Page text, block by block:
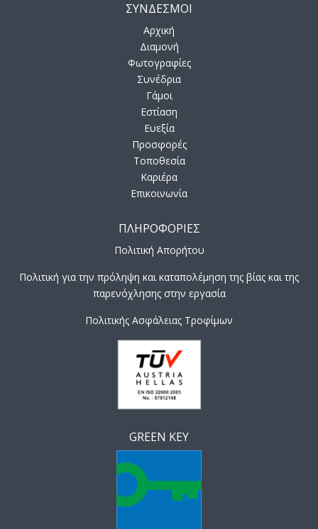
ΣΥΝΔΕΣΜΟΙ
Αρχική
Διαμονή
Φωτογραφίες
Συνέδρια
Γάμοι
Εστίαση
Ευεξία
Προσφορές
Τοποθεσία
Καριέρα
Επικοινωνία
ΠΛΗΡΟΦΟΡΙΕΣ
Πολιτική Απορήτου
Πολιτική για την πρόληψη και καταπολέμηση της βίας και της
παρενόχλησης στην εργασία
Πολιτικής Ασφάλειας Τροφίμων
GREEN KEY